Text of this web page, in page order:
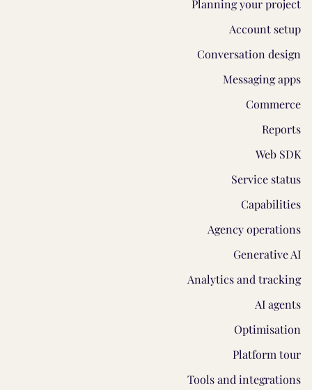
Planning your project
Account setup
Conversation design
Messaging apps
Commerce
Reports
Web SDK
Service status
Capabilities
Agency operations
Generative AI
Analytics and tracking
AI agents
Optimisation
Platform tour
Tools and integrations